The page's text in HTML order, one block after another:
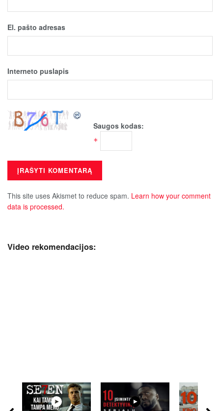
El. pašto adresas
Interneto puslapis
Saugos kodas:
*
This site uses Akismet to reduce spam. Learn how your comment
data is processed.
Video rekomendacijos: